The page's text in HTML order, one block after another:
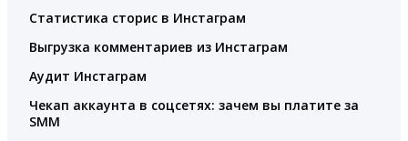
Статистика сторис в Инстаграм
Выгрузка комментариев из Инстаграм
Аудит Инстаграм
Чекап аккаунта в соцсетях: зачем вы платите за
SMM